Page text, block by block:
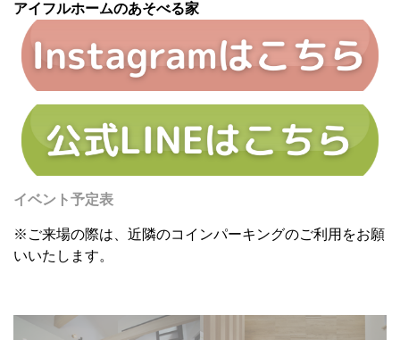
アイフルホームのあそべる家
イベント予定表
※ご来場の際は、近隣のコインパーキングのご利用をお願
いいたします。